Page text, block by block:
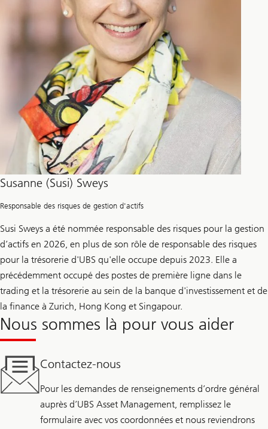
Susanne (Susi) Sweys
Responsable des risques de gestion d'actifs
Susi Sweys a été nommée responsable des risques pour la gestion
d’actifs en 2026, en plus de son rôle de responsable des risques
pour la trésorerie d'UBS qu'elle occupe depuis 2023. Elle a
précédemment occupé des postes de première ligne dans le
trading et la trésorerie au sein de la banque d'investissement et de
la finance à Zurich, Hong Kong et Singapour.
Nous sommes là pour vous aider
Contactez-nous
Pour les demandes de renseignements d’ordre général
auprès d’UBS Asset Management, remplissez le
formulaire avec vos coordonnées et nous reviendrons